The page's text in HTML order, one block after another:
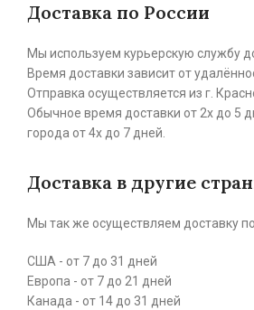
Доставка по России
Мы используем курьерскую службу
Время доставки зависит от
Отправка осуществляется из г.
Обычное время доставки от 2х до 5
города от 4х до 7 дней.
Доставка в другие
Мы так же осуществляем доставку
США - от 7 до 31 дней
Европа - от 7 до 21 дней
Канада - от 14 до 31 дней